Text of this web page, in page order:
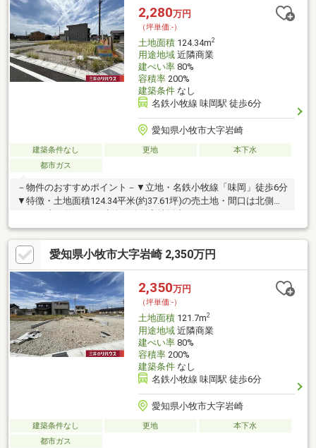
550m)■ ご希望の住まい探しをお手伝いします ━━━━━・・・
物件の詳細・ご相談はお気軽にお問い合わせください。
2,280万円
（坪単価:-）
土地面積124.34m2
用途地域近隣商業
建ぺい率80%
容積率200%
建築条件なし
名鉄小牧線 味岡駅 徒歩6分
愛知県小牧市大字岩崎
建築条件なし 更地
本下水
都市ガス
－物件のおすすめポイント－▼立地・名鉄小牧線「味岡」徒歩6分
▼特徴・土地面積124.34平米(約37.61坪)の売土地・間口は北側約
なハウスメーカー・工務店を選んで建築可能・現況更地、プラン
確定後は建築への移行がスムーズ▼周辺環境・西友味岡店 徒歩7
分(約550m)・小牧市立味岡小学校 徒歩7分(約500m)・郷前公園 徒
歩4分(約250m)・V・drug味岡店 徒歩7分(約500m)■ ご希望の住ま
い探しをお手伝いします ━━━━━・・・物件の詳細・ご相談は
お気軽にお問い合わせください。
愛知県小牧市大字岩崎 2,350万円
2,350万円
（坪単価:-）
土地面積121.7m2
用途地域近隣商業
建ぺい率80%
容積率200%
建築条件なし
名鉄小牧線 味岡駅 徒歩6分
愛知県小牧市大字岩崎
建築条件なし 更地
本下水
都市ガス